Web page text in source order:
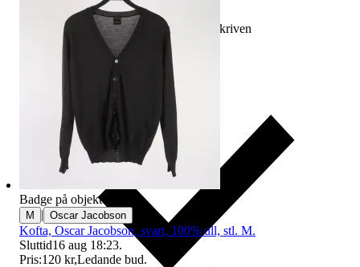
Ersättning om varan inte är som beskriven
Badge på objektet:
M | Oscar Jacobson
Kofta, Oscar Jacobson, svart, 100% ull, stl. M.
Sluttid16 aug 18:23.
Pris:120 kr,Ledande bud.